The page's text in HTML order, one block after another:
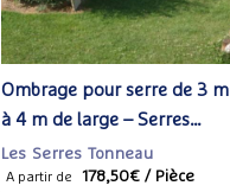
Ombrage pour serre de 3 m
à 4 m de large – Serres
Tonneau
Les Serres Tonneau
A partir de 178,50€ / Pièce